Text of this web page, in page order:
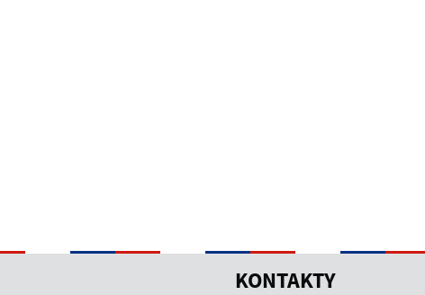
KONTAKTY